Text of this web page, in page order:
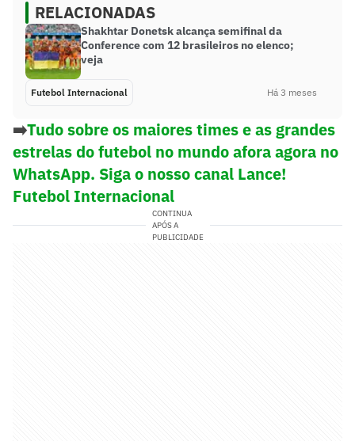
RELACIONADAS
Shakhtar Donetsk alcança semifinal da
Conference com 12 brasileiros no elenco;
veja
Futebol Internacional Há 3 meses
➡️Tudo sobre os maiores times e as grandes
estrelas do futebol no mundo afora agora no
WhatsApp. Siga o nosso canal Lance!
Futebol Internacional
CONTINUA
APÓS A
PUBLICIDADE